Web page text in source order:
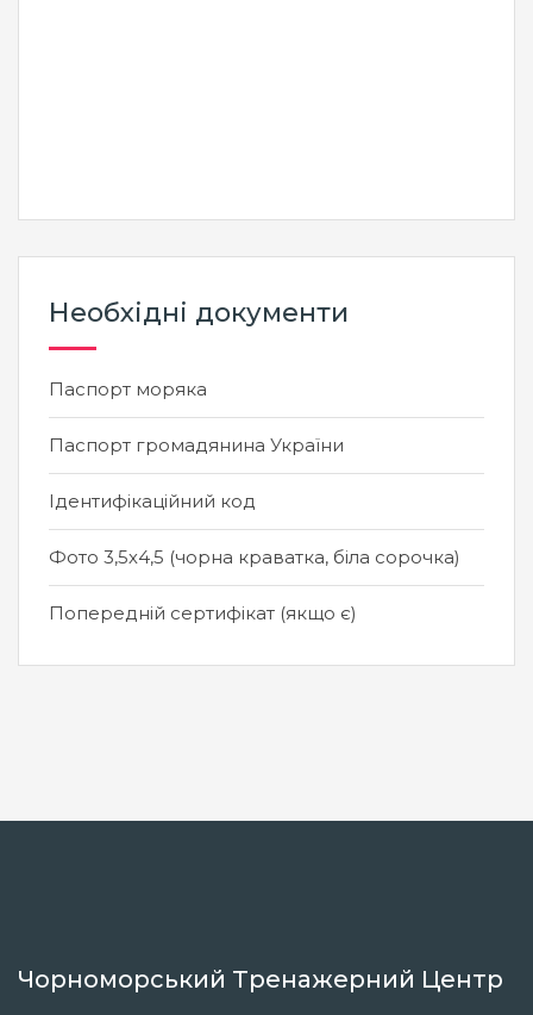
Необхідні документи
Паспорт моряка
Паспорт громадянина України
Ідентифікаційний код
Фото 3,5х4,5 (чорна краватка, біла сорочка)
Попередній сертифікат (якщо є)
Чорноморський Тренажерний Центр